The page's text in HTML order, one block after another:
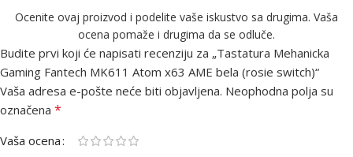
Ocenite ovaj proizvod i podelite vaše iskustvo sa drugima. Vaša
ocena pomaže i drugima da se odluče.
Budite prvi koji će napisati recenziju za „Tastatura Mehanicka
Gaming Fantech MK611 Atom x63 AME bela (rosie switch)“
Vaša adresa e-pošte neće biti objavljena. Neophodna polja su
označena *
Vaša ocena